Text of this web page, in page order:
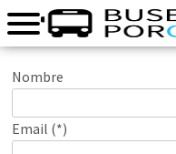
Nombre
Email (*)